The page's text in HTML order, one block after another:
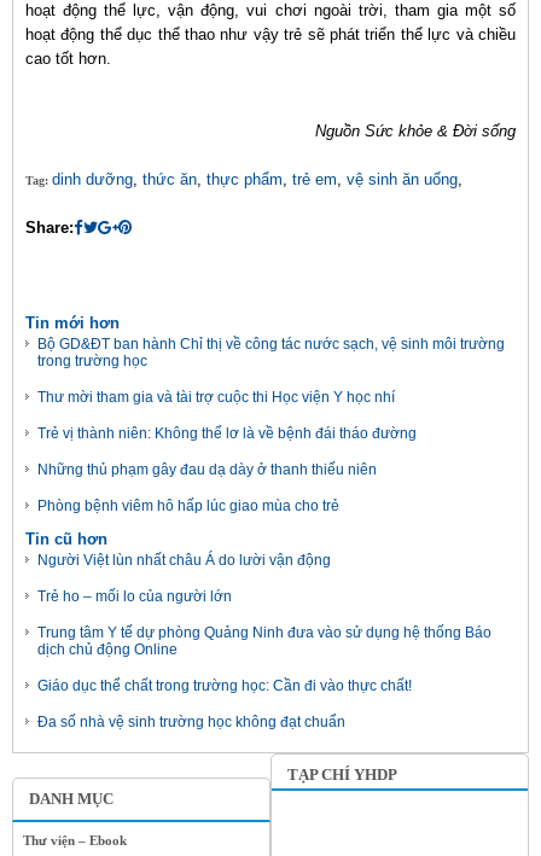
DANH MỤC
Thư viện – Ebook
hoạt động thể lực, vận động, vui chơi ngoài trời, tham gia một số
hoạt động thể dục thể thao như vậy trẻ sẽ phát triển thể lực và chiều
cao tốt hơn.
Nguồn Sức khỏe & Đời sống
Tag: dinh dưỡng, thức ăn, thực phẩm, trẻ em, vệ sinh ăn uống,
Share:
Tin mới hơn
Bộ GD&ĐT ban hành Chỉ thị về công tác nước sạch, vệ sinh môi trường
trong trường học
Thư mời tham gia và tài trợ cuộc thi Học viện Y học nhí
Trẻ vị thành niên: Không thể lơ là về bệnh đái tháo đường
Những thủ phạm gây đau dạ dày ở thanh thiếu niên
Phòng bệnh viêm hô hấp lúc giao mùa cho trẻ
Tin cũ hơn
Người Việt lùn nhất châu Á do lười vận động
Trẻ ho – mối lo của người lớn
Trung tâm Y tế dự phòng Quảng Ninh đưa vào sử dụng hệ thống Báo
dịch chủ động Online
Giáo dục thể chất trong trường học: Cần đi vào thực chất!
Đa số nhà vệ sinh trường học không đạt chuẩn
TẠP CHÍ YHDP